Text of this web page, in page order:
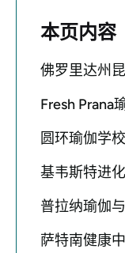
本页内容
佛罗里达州
Fresh Prana
圆环瑜伽学校
基韦斯特进化
普拉纳瑜伽
萨特南健康